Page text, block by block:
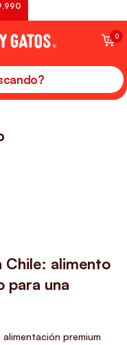
0
Chile: alimento
para una
premium